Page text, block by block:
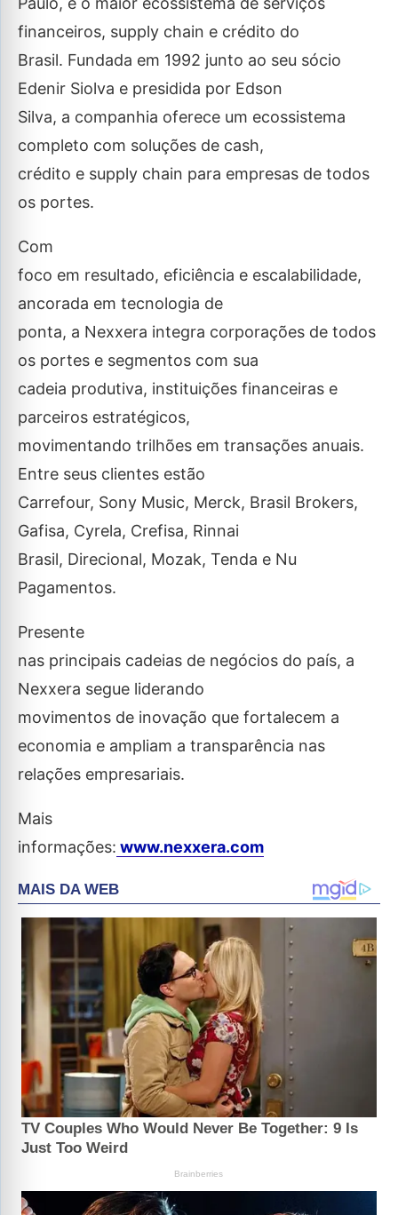
financeiros, supply chain e crédito do
Brasil. Fundada em 1992 junto ao seu sócio
Edenir Siolva e presidida por Edson
Silva, a companhia oferece um ecossistema
completo com soluções de cash,
crédito e supply chain para empresas de todos
os portes.
Com
foco em resultado, eficiência e escalabilidade,
ancorada em tecnologia de
ponta, a Nexxera integra corporações de todos
os portes e segmentos com sua
cadeia produtiva, instituições financeiras e
parceiros estratégicos,
movimentando trilhões em transações anuais.
Entre seus clientes estão
Carrefour, Sony Music, Merck, Brasil Brokers,
Gafisa, Cyrela, Crefisa, Rinnai
Brasil, Direcional, Mozak, Tenda e Nu
Pagamentos.
Presente
nas principais cadeias de negócios do país, a
Nexxera segue liderando
movimentos de inovação que fortalecem a
economia e ampliam a transparência nas
relações empresariais.
Mais
informações: www.nexxera.com